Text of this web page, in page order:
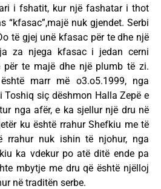
i fshatit, kur një fashatar i thot
“kfasac”,majë nuk gjendet. Serbi
të gjej unë kfasac për te dhe një
za njega kfasac i jedan cerni
për te majë dhe një plumb të zi.
marr më o3.o5.1999, nga
Toshiq siç dëshmon Halla Zepë e
nga afër, e ka sjellur një dru në
ku është rrahur Shefkiu me të
rrahur nuk ishin të njohur, nga
ka vdekur po atë ditë ende pa
mbytje me dru që është njëlloj
në traditën serbe.